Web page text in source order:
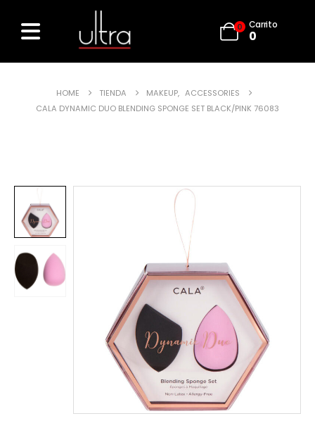
0 Carrito
0
HOME TIENDA MAKEUP, ACCESSORIES
CALA DYNAMIC DUO BLENDING SPONGE SET BLACK/PINK 76083